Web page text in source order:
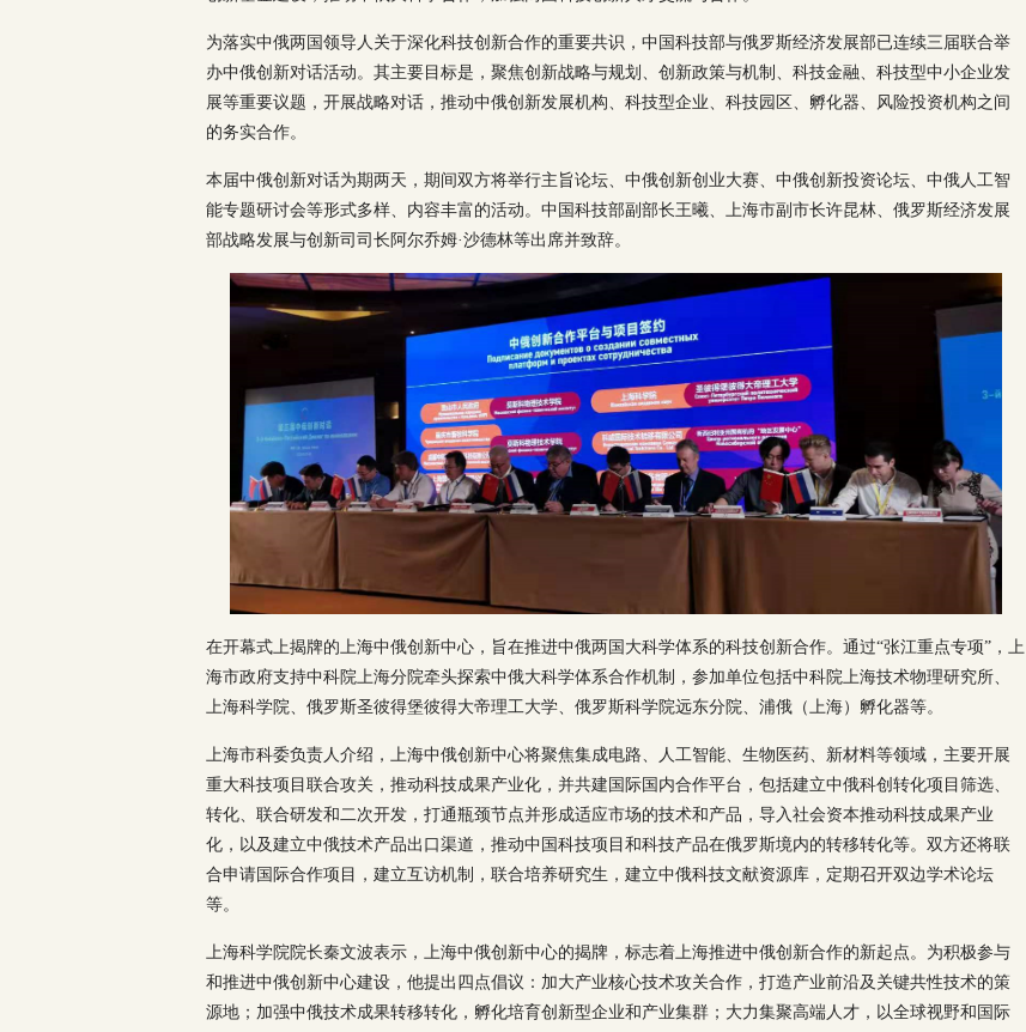
为落实中俄两国领导人关于深化科技创新合作的重要共识，中国科技部与俄罗斯经济发展部已连续三届联合举
办中俄创新对话活动。其主要目标是，聚焦创新战略与规划、创新政策与机制、科技金融、科技型中小企业发
展等重要议题，开展战略对话，推动中俄创新发展机构、科技型企业、科技园区、孵化器、风险投资机构之间
的务实合作。
本届中俄创新对话为期两天，期间双方将举行主旨论坛、中俄创新创业大赛、中俄创新投资论坛、中俄人工智
能专题研讨会等形式多样、内容丰富的活动。中国科技部副部长王曦、上海市副市长许昆林、俄罗斯经济发展
部战略发展与创新司司长阿尔乔姆·沙德林等出席并致辞。
在开幕式上揭牌的上海中俄创新中心，旨在推进中俄两国大科学体系的科技创新合作。通过“张江重点专项”，上
海市政府支持中科院上海分院牵头探索中俄大科学体系合作机制，参加单位包括中科院上海技术物理研究所、
上海科学院、俄罗斯圣彼得堡彼得大帝理工大学、俄罗斯科学院远东分院、浦俄（上海）孵化器等。
上海市科委负责人介绍，上海中俄创新中心将聚焦集成电路、人工智能、生物医药、新材料等领域，主要开展
重大科技项目联合攻关，推动科技成果产业化，并共建国际国内合作平台，包括建立中俄科创转化项目筛选、
转化、联合研发和二次开发，打通瓶颈节点并形成适应市场的技术和产品，导入社会资本推动科技成果产业
化，以及建立中俄技术产品出口渠道，推动中国科技项目和科技产品在俄罗斯境内的转移转化等。双方还将联
合申请国际合作项目，建立互访机制，联合培养研究生，建立中俄科技文献资源库，定期召开双边学术论坛
等。
上海科学院院长秦文波表示，上海中俄创新中心的揭牌，标志着上海推进中俄创新合作的新起点。为积极参与
和推进中俄创新中心建设，他提出四点倡议：加大产业核心技术攻关合作，打造产业前沿及关键共性技术的策
源地；加强中俄技术成果转移转化，孵化培育创新型企业和产业集群；大力集聚高端人才，以全球视野和国际